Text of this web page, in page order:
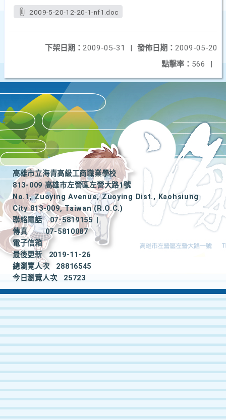
2009-5-20-12-20-1-nf1.doc
發佈日期： 2009-05-20
下架日期： 2009-05-31
|
點擊率： 566 |
高雄市立海青高級工商職業學校
813-009 高雄市左營區左營大路1號
No.1, Zuoying Avenue, Zuoying Dist., Kaohsiung
City 813-009, Taiwan (R.O.C.)
聯絡電話
07-5819155
|
傳真
07-5810087
電子信箱
最後更新
2019-11-26
總瀏覽人次
28816545
今日瀏覽人次
25723